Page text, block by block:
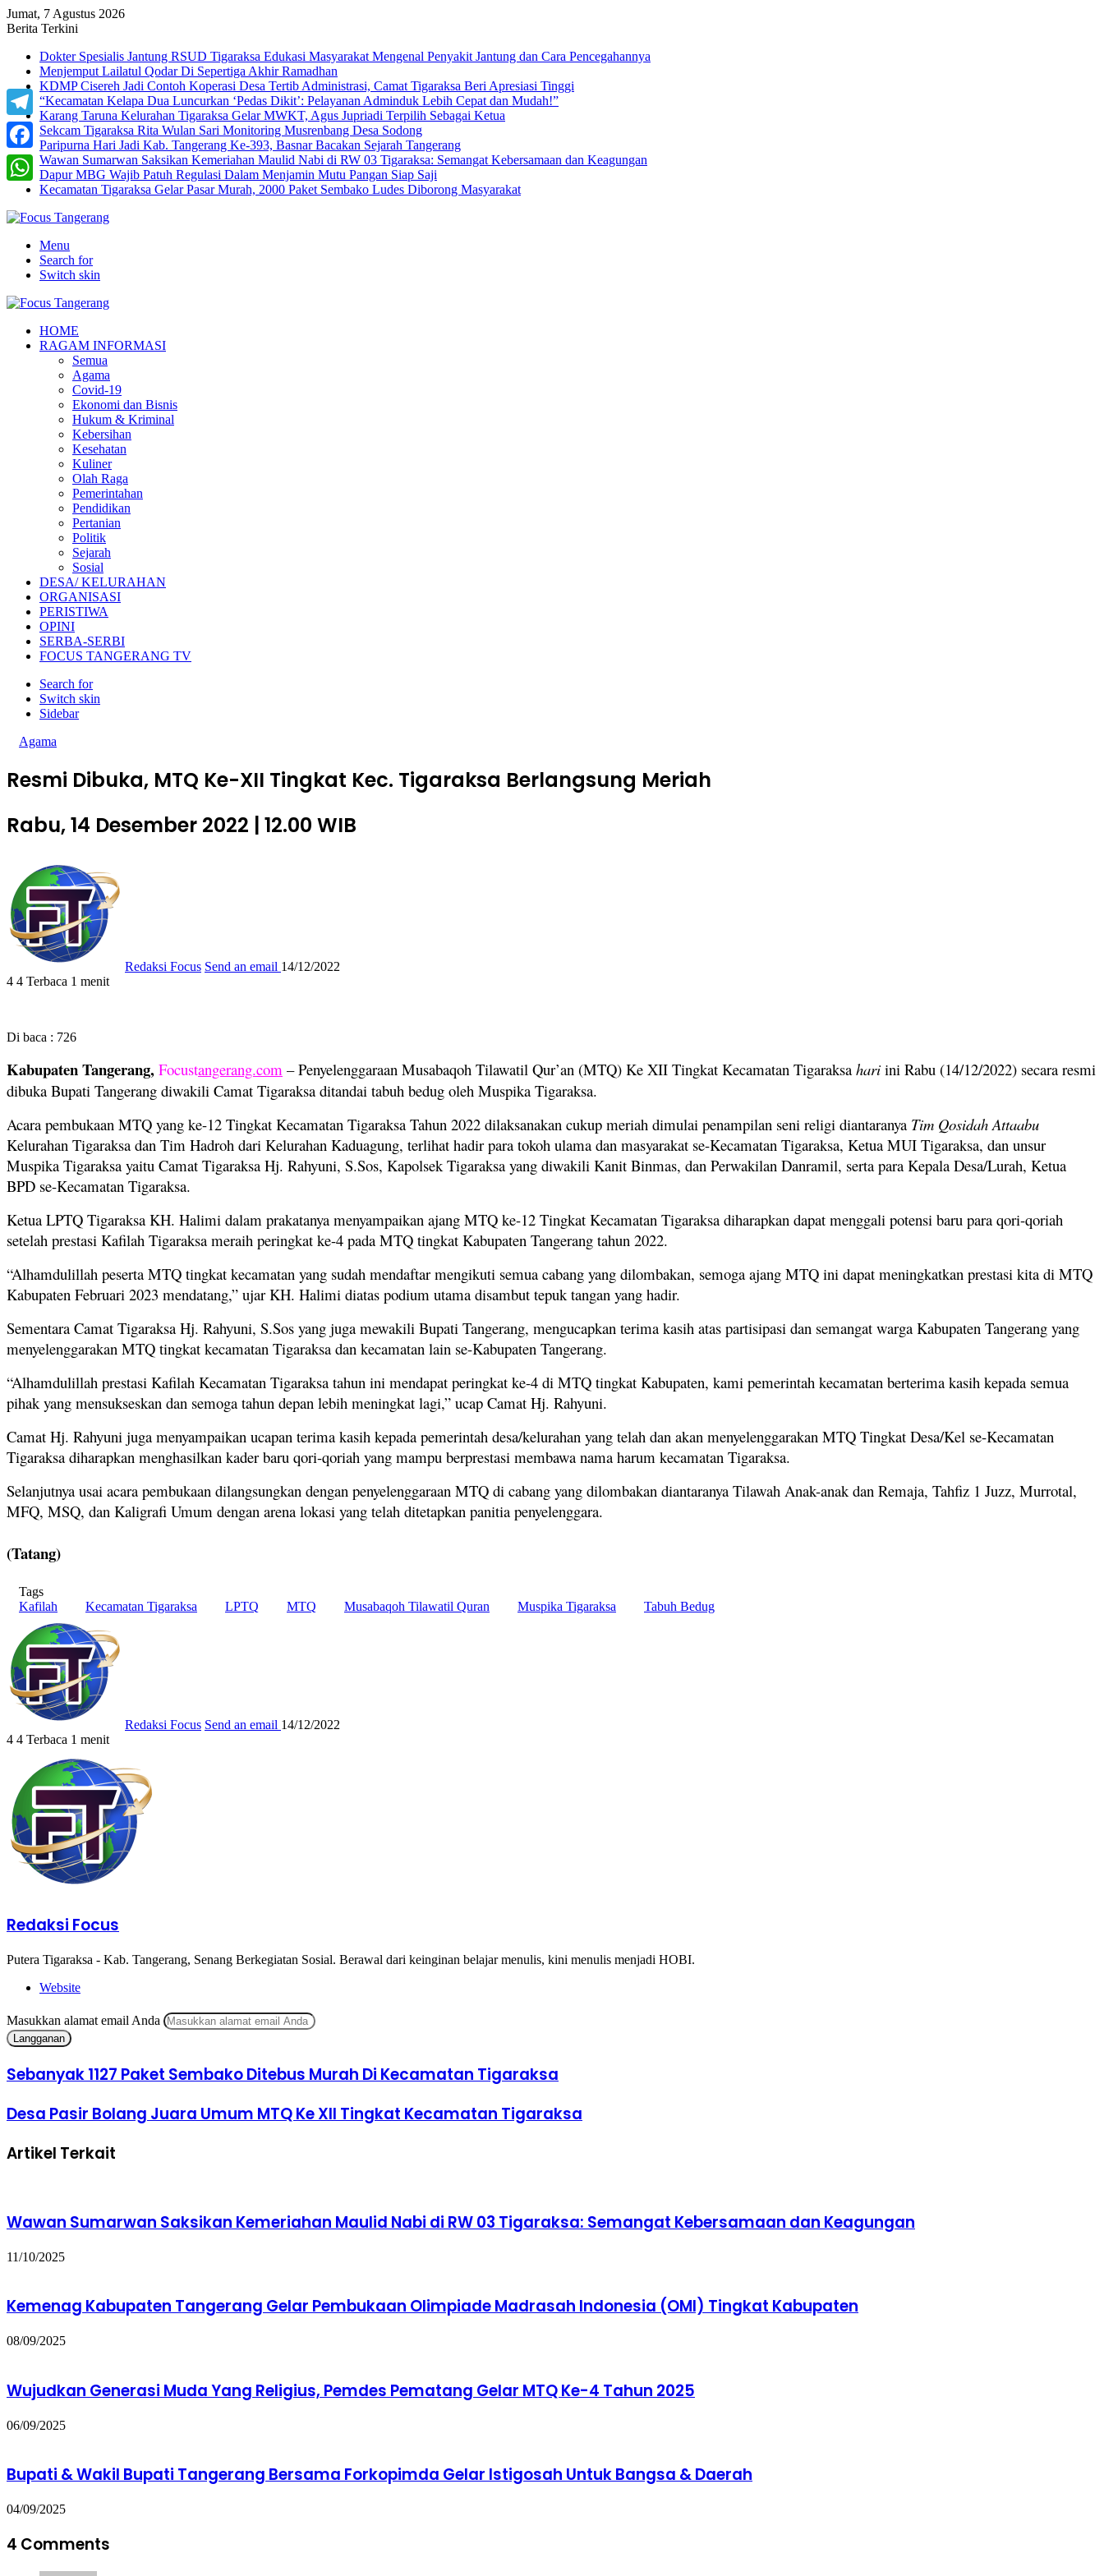
Jumat, 7 Agustus 2026
Berita Terkini
Dokter Spesialis Jantung RSUD Tigaraksa Edukasi Masyarakat Mengenal Penyakit Jantung dan Cara Pencegahannya
Menjemput Lailatul Qodar Di Sepertiga Akhir Ramadhan
KDMP Cisereh Jadi Contoh Koperasi Desa Tertib Administrasi, Camat Tigaraksa Beri Apresiasi Tinggi
“Kecamatan Kelapa Dua Luncurkan ‘Pedas Dikit’: Pelayanan Adminduk Lebih Cepat dan Mudah!”
Karang Taruna Kelurahan Tigaraksa Gelar MWKT, Agus Jupriadi Terpilih Sebagai Ketua
Sekcam Tigaraksa Rita Wulan Sari Monitoring Musrenbang Desa Sodong
Paripurna Hari Jadi Kab. Tangerang Ke-393, Basnar Bacakan Sejarah Tangerang
Wawan Sumarwan Saksikan Kemeriahan Maulid Nabi di RW 03 Tigaraksa: Semangat Kebersamaan dan Keagungan
Dapur MBG Wajib Patuh Regulasi Dalam Menjamin Mutu Pangan Siap Saji
Kecamatan Tigaraksa Gelar Pasar Murah, 2000 Paket Sembako Ludes Diborong Masyarakat
Menu
Search for
Switch skin
HOME
RAGAM INFORMASI
Semua
Agama
Covid-19
Ekonomi dan Bisnis
Hukum & Kriminal
Kebersihan
Kesehatan
Kuliner
Olah Raga
Pemerintahan
Pendidikan
Pertanian
Politik
Sejarah
Sosial
DESA/ KELURAHAN
ORGANISASI
PERISTIWA
OPINI
SERBA-SERBI
FOCUS TANGERANG TV
Search for
Switch skin
Sidebar
Agama
Resmi Dibuka, MTQ Ke-XII Tingkat Kec. Tigaraksa Berlangsung Meriah
Rabu, 14 Desember 2022 | 12.00 WIB
Redaksi Focus Send an email 14/12/2022
4 4 Terbaca 1 menit
Di baca : 726
Kabupaten Tangerang, Focustangerang.com – Penyelenggaraan Musabaqoh Tilawatil Qur’an (MTQ) Ke XII Tingkat Kecamatan Tigaraksa hari ini Rabu (14/12/2022) secara resmi
dibuka Bupati Tangerang diwakili Camat Tigaraksa ditandai tabuh bedug oleh Muspika Tigaraksa.
Acara pembukaan MTQ yang ke-12 Tingkat Kecamatan Tigaraksa Tahun 2022 dilaksanakan cukup meriah dimulai penampilan seni religi diantaranya Tim Qosidah Attaabu
Kelurahan Tigaraksa dan Tim Hadroh dari Kelurahan Kaduagung, terlihat hadir para tokoh ulama dan masyarakat se-Kecamatan Tigaraksa, Ketua MUI Tigaraksa, dan unsur
Muspika Tigaraksa yaitu Camat Tigaraksa Hj. Rahyuni, S.Sos, Kapolsek Tigaraksa yang diwakili Kanit Binmas, dan Perwakilan Danramil, serta para Kepala Desa/Lurah, Ketua
BPD se-Kecamatan Tigaraksa.
Ketua LPTQ Tigaraksa KH. Halimi dalam prakatanya menyampaikan ajang MTQ ke-12 Tingkat Kecamatan Tigaraksa diharapkan dapat menggali potensi baru para qori-qoriah
setelah prestasi Kafilah Tigaraksa meraih peringkat ke-4 pada MTQ tingkat Kabupaten Tangerang tahun 2022.
“Alhamdulillah peserta MTQ tingkat kecamatan yang sudah mendaftar mengikuti semua cabang yang dilombakan, semoga ajang MTQ ini dapat meningkatkan prestasi kita di MTQ
Kabupaten Februari 2023 mendatang,” ujar KH. Halimi diatas podium utama disambut tepuk tangan yang hadir.
Sementara Camat Tigaraksa Hj. Rahyuni, S.Sos yang juga mewakili Bupati Tangerang, mengucapkan terima kasih atas partisipasi dan semangat warga Kabupaten Tangerang yang
menyelenggarakan MTQ tingkat kecamatan Tigaraksa dan kecamatan lain se-Kabupaten Tangerang.
“Alhamdulillah prestasi Kafilah Kecamatan Tigaraksa tahun ini mendapat peringkat ke-4 di MTQ tingkat Kabupaten, kami pemerintah kecamatan berterima kasih kepada semua
pihak yang mensukseskan dan semoga tahun depan lebih meningkat lagi,” ucap Camat Hj. Rahyuni.
Camat Hj. Rahyuni juga menyampaikan ucapan terima kasih kepada pemerintah desa/kelurahan yang telah dan akan menyelenggarakan MTQ Tingkat Desa/Kel se-Kecamatan
Tigaraksa diharapkan menghasilkan kader baru qori-qoriah yang mampu berprestasi membawa nama harum kecamatan Tigaraksa.
Selanjutnya usai acara pembukaan dilangsungkan dengan penyelenggaraan MTQ di cabang yang dilombakan diantaranya Tilawah Anak-anak dan Remaja, Tahfiz 1 Juzz, Murrotal,
MFQ, MSQ, dan Kaligrafi Umum dengan arena lokasi yang telah ditetapkan panitia penyelenggara.
(Tatang)
Tags
Kafilah
Kecamatan Tigaraksa LPTQ MTQ Musabaqoh Tilawatil Quran Muspika Tigaraksa Tabuh Bedug
Redaksi Focus Send an email 14/12/2022
4 4 Terbaca 1 menit
Redaksi Focus
Putera Tigaraksa - Kab. Tangerang, Senang Berkegiatan Sosial. Berawal dari keinginan belajar menulis, kini menulis menjadi HOBI.
Website
Masukkan alamat email Anda
Sebanyak 1127 Paket Sembako Ditebus Murah Di Kecamatan Tigaraksa
Desa Pasir Bolang Juara Umum MTQ Ke XII Tingkat Kecamatan Tigaraksa
Artikel Terkait
Wawan Sumarwan Saksikan Kemeriahan Maulid Nabi di RW 03 Tigaraksa: Semangat Kebersamaan dan Keagungan
11/10/2025
Kemenag Kabupaten Tangerang Gelar Pembukaan Olimpiade Madrasah Indonesia (OMI) Tingkat Kabupaten
08/09/2025
Wujudkan Generasi Muda Yang Religius, Pemdes Pematang Gelar MTQ Ke-4 Tahun 2025
06/09/2025
Bupati & Wakil Bupati Tangerang Bersama Forkopimda Gelar Istigosah Untuk Bangsa & Daerah
04/09/2025
4 Comments
Telegram
Facebook
WhatsApp